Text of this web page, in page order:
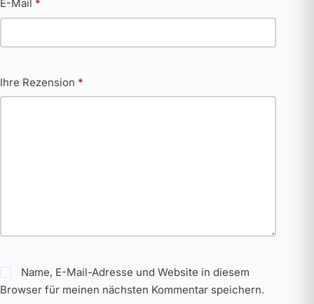
E-Mail *
Ihre Rezension *
Name, E-Mail-Adresse und Website in diesem
Browser für meinen nächsten Kommentar speichern.